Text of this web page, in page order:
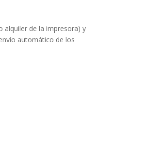
alquiler de la impresora) y
automático de los